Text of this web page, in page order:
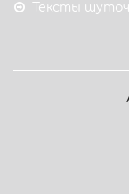
Тексты